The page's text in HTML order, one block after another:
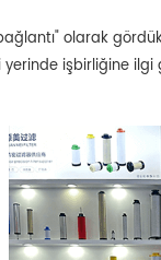
olarak
işbirliğine